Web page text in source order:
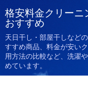
格安料金クリーニ
おすすめ
天日干し・部屋干しなど
すすめ商品、料金が安い
用方法の比較など、洗濯
めています。